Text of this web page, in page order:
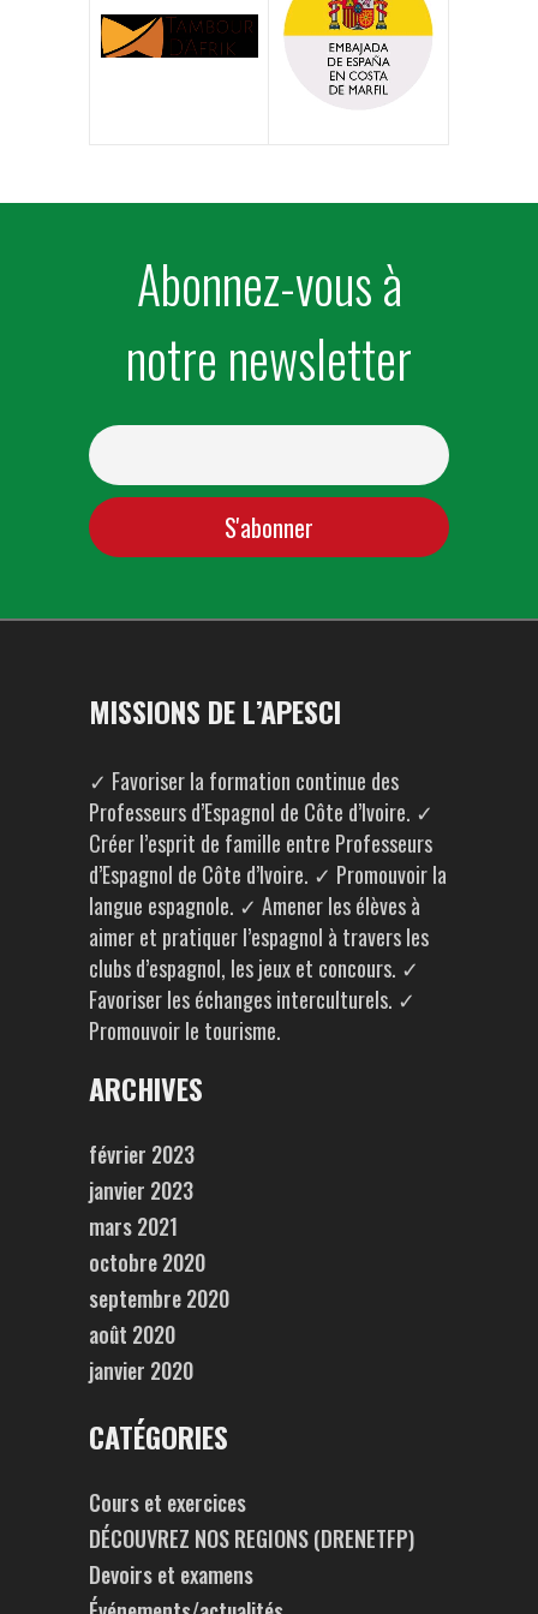
Abonnez-vous à
notre newsletter
MISSIONS DE L’APESCI
✓ Favoriser la formation continue des
Professeurs d’Espagnol de Côte d’Ivoire. ✓
Créer l’esprit de famille entre Professeurs
d’Espagnol de Côte d’Ivoire. ✓ Promouvoir la
langue espagnole. ✓ Amener les élèves à
aimer et pratiquer l’espagnol à travers les
clubs d’espagnol, les jeux et concours. ✓
Favoriser les échanges interculturels. ✓
Promouvoir le tourisme.
ARCHIVES
février 2023
janvier 2023
mars 2021
octobre 2020
septembre 2020
août 2020
janvier 2020
CATÉGORIES
Cours et exercices
DÉCOUVREZ NOS REGIONS (DRENETFP)
Devoirs et examens